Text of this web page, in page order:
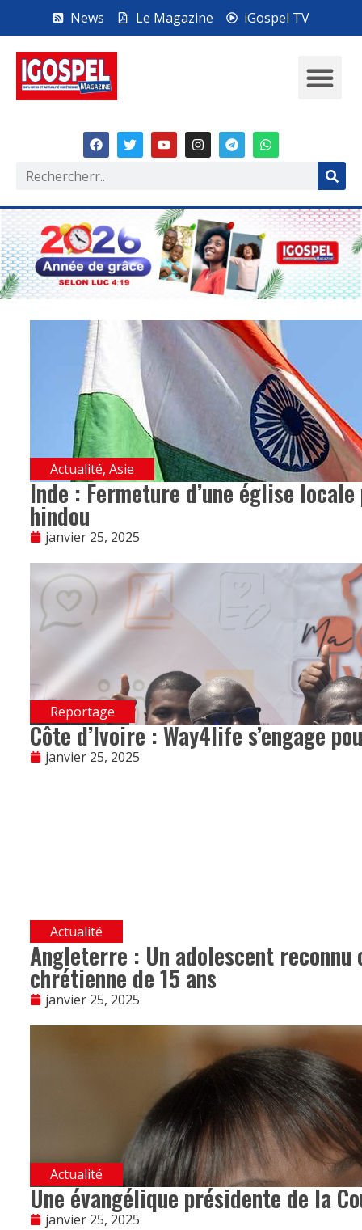
News Le Magazine iGospel TV
Actualité, Asie
Inde : Fermeture d’une église
hindou
janvier 25, 2025
Reportage
Côte d’Ivoire : Way4life s’engage
janvier 25, 2025
Actualité
Angleterre : Un adolescent reconnu
chrétienne de 15 ans
janvier 25, 2025
Actualité
Une évangélique présidente de la
janvier 25, 2025